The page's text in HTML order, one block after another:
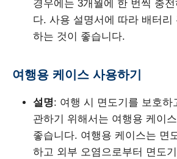
경우에는 3개월에 한 번씩 충
다. 사용 설명서에 따라 배터리
하는 것이 좋습니다.
여행용 케이스 사용하기
설명: 여행 시 면도기를 보호하
관하기 위해서는 여행용 케이
좋습니다. 여행용 케이스는 면
하고 외부 오염으로부터 면도